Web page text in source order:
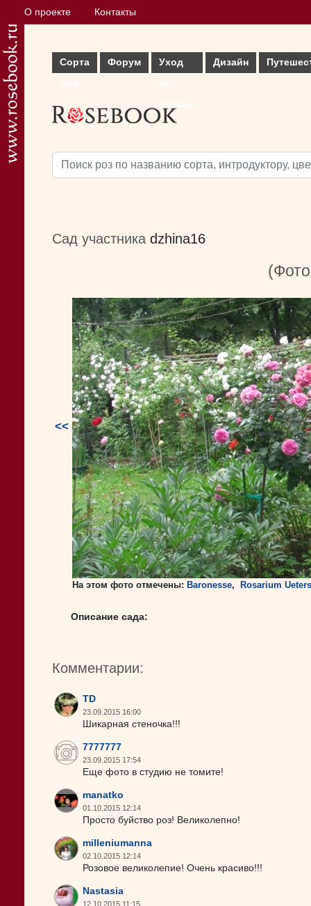
О проекте Контакты
Сорта
Форум
Уход
Дизайн
Сад участника dzhina16
<<
На этом фото отмечены: Baronesse, Rosarium
Описание сада:
Комментарии:
TD
23.09.2015 16:00
Шикарная стеночка!!!
7777777
23.09.2015 17:54
Еще фото в студию не томите!
manatko
01.10.2015 12:14
Просто буйство роз! Великолепно!
milleniumanna
02.10.2015 12:14
Розовое великолепие! Очень красиво!!!
Nastasia
12.10.2015 11:15